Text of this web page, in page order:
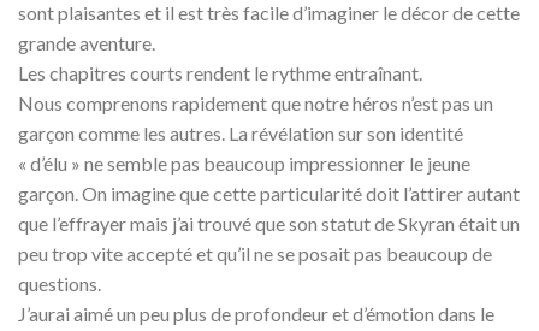
sont plaisantes et il est très facile d’imaginer le décor de cette
grande aventure.
Les chapitres courts rendent le rythme entraînant.
Nous comprenons rapidement que notre héros n’est pas un
garçon comme les autres. La révélation sur son identité
« d’élu » nesemble pas beaucoup impressionner le jeune
garçon. On imagine que cette particularité doit l’attirer autant
que l’effrayer mais j’ai trouvé que son statut de Skyran était un
peu trop vite accepté et qu’il ne se posait pas beaucoup de
questions.
J’aurai aimé un peu plus de profondeur et d’émotion dans le